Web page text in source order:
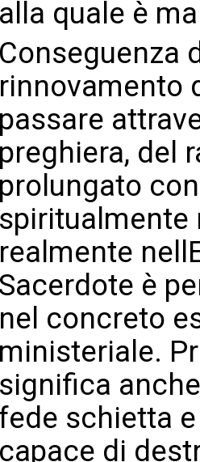
alla quale è
Conseguenza
rinnovamento
passare
preghiera, del
prolungato
spiritualmente
realmente
Sacerdote è
nel concreto
ministeriale.
significa
fede schietta
capace di